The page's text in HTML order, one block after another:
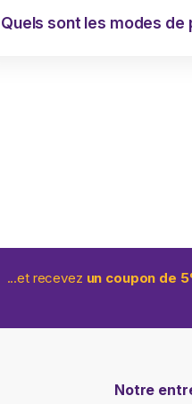
Quels sont les modes de
...et recevez un coupon de
Notre